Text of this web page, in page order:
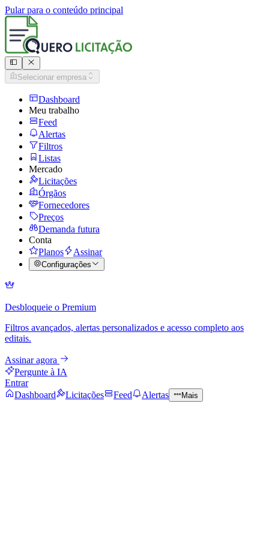
Pular para o conteúdo principal
Selecionar empresa
Dashboard
Meu trabalho
Feed
Alertas
Filtros
Listas
Mercado
Licitações
Órgãos
Fornecedores
Preços
Demanda futura
Conta
Planos
Assinar
Configurações
Desbloqueie o Premium
Filtros avançados, alertas personalizados e acesso completo aos
editais.
Assinar agora
Pergunte à IA
Entrar
Dashboard
Licitações Feed Alertas Mais